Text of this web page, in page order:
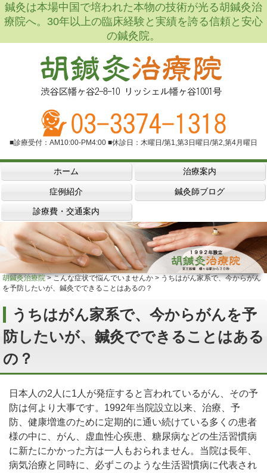
鍼灸は本場中国で培われた本物の技術が光る胡鍼灸治
療院へ。30年以上の臨床経験と実績を誇る信頼と安心
の鍼灸院。
■診療受付：AM10:00-PM4:00 ■休診日：木曜日/第1,第3日曜日/第2,第4月曜日
ホーム 治療案内
症例紹介 鍼灸師ブログ
診療費・交通案内
胡鍼灸治療院>こんな症状で悩んでいませんか > うちはがん家系で、今からがん
を予防したいが、鍼灸でできることはあるの？
うちはがん家系で、今からがんを予
防したいが、鍼灸でできることはある
の？
日本人の2人に1人が発症すると言われているがん、その予
防は何より大事です。1992年当院設立以来、治療、予
防、健康増進のために定期的に通い続けている多くの患者
様の中に、がん、虚血性心疾患、糖尿病などの生活習慣病
に新たにかかった方は一人もおられません。当院は長年、
病気治療と同時に、必ずこのような生活習慣病に代表され